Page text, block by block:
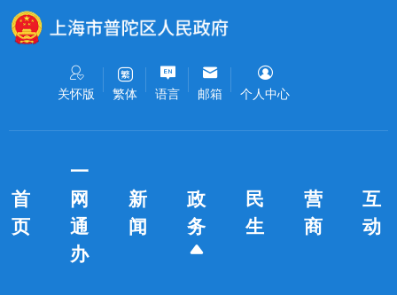
无障碍操作说明
关怀版 繁体 语言 邮箱 个人中心
首
页
一
网
通
办
新
闻
政
务
民
生
营
商
互
动